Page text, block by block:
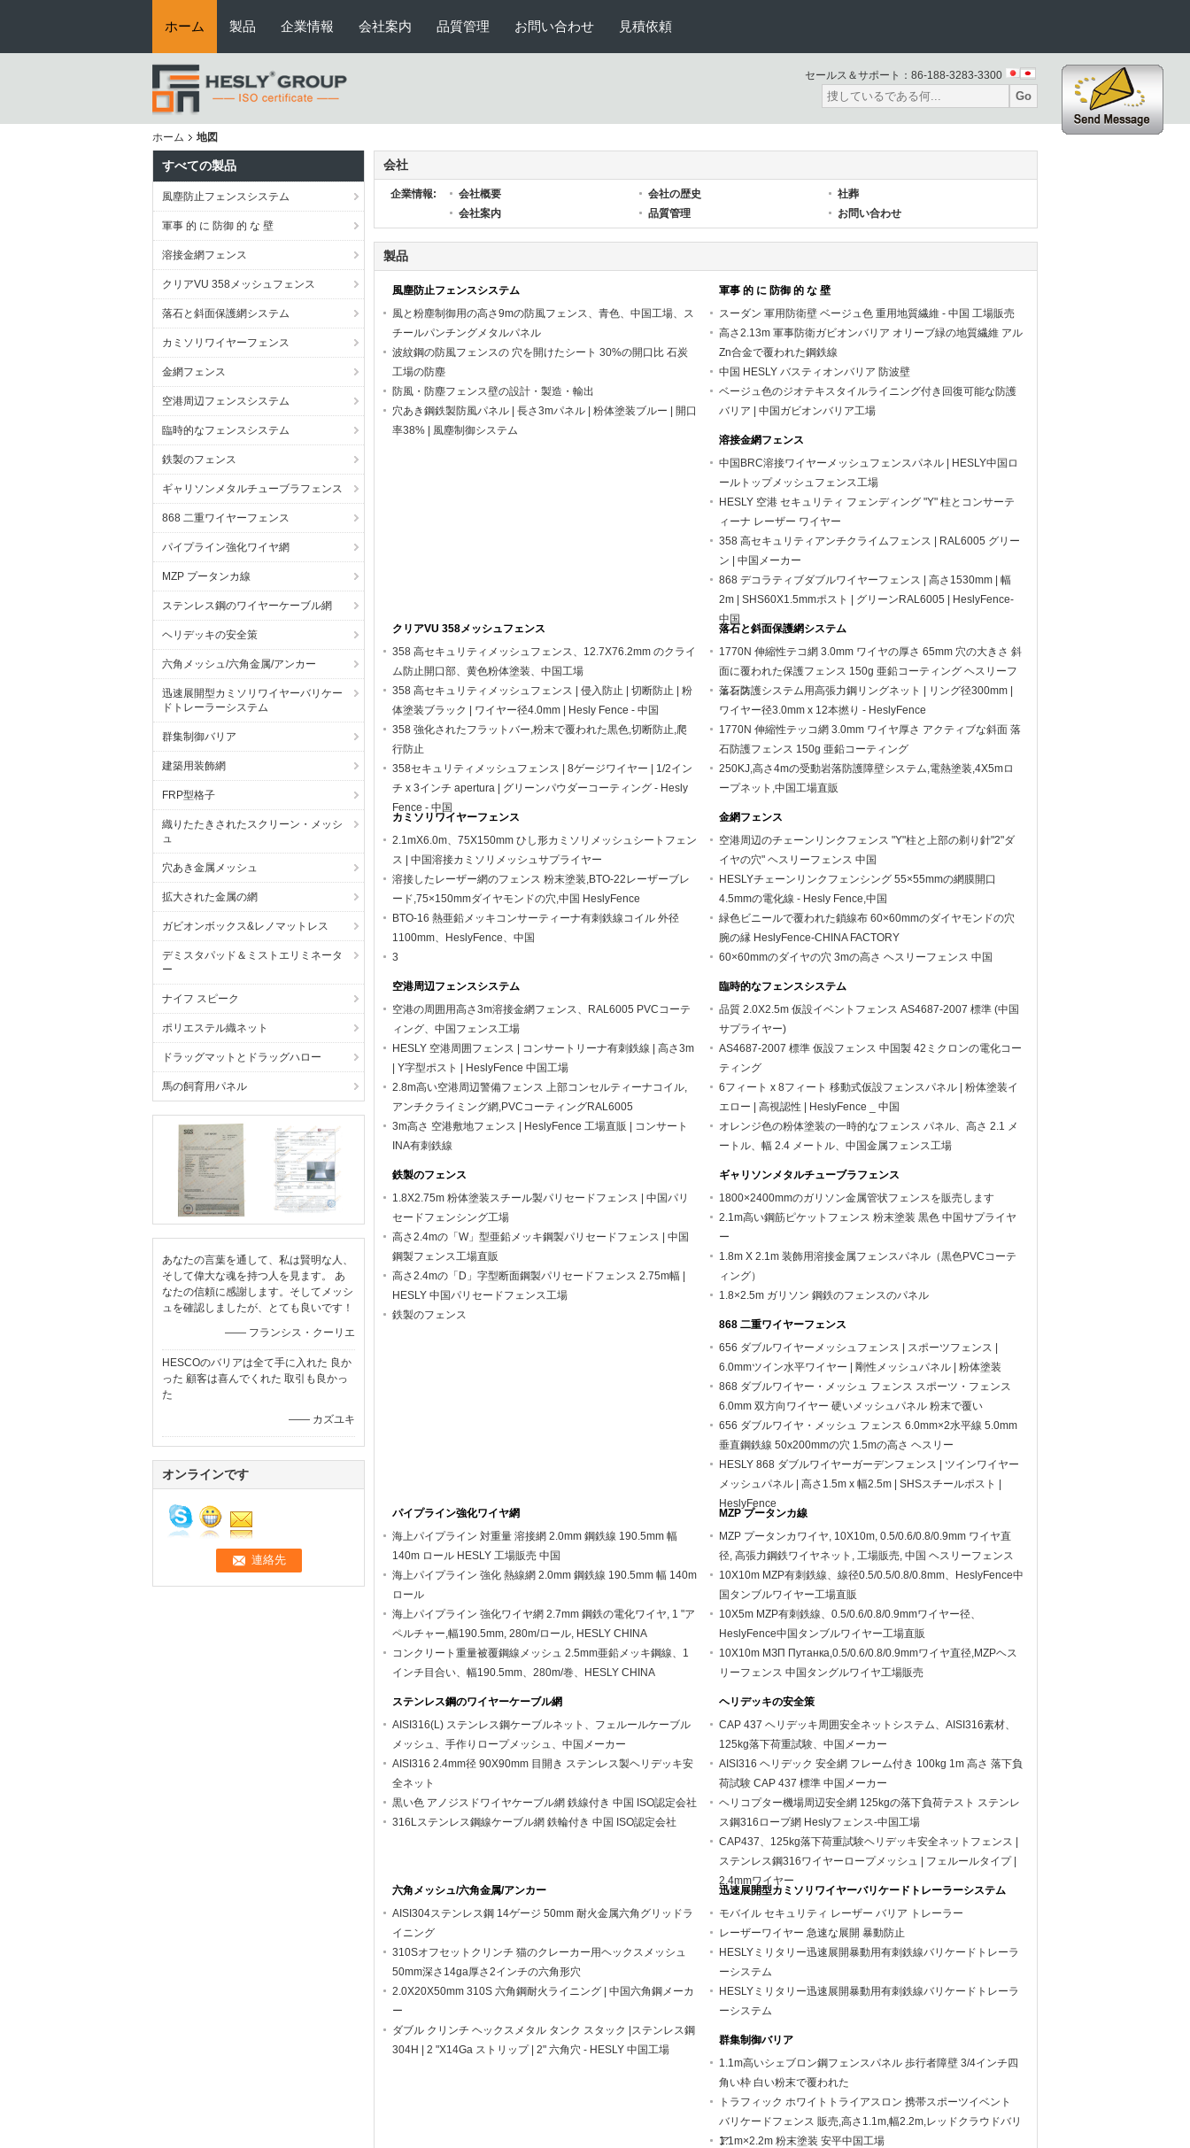
ホーム 製品 企業情報 会社案内 品質管理 お問い合わせ 見積依頼
セールス＆サポート： 86-188-3283-3300
Go
ホーム 地図
すべての製品
風塵防止フェンスシステム
軍事 的 に 防御 的 な 壁
溶接金網フェンス
クリアVU 358メッシュフェンス
落石と斜面保護網システム
カミソリワイヤーフェンス
金網フェンス
空港周辺フェンスシステム
臨時的なフェンスシステム
鉄製のフェンス
ギャリソンメタルチューブラフェンス
868 二重ワイヤーフェンス
パイプライン強化ワイヤ網
MZP プータンカ線
ステンレス鋼のワイヤーケーブル網
ヘリデッキの安全策
六角メッシュ/六角金属/アンカー
迅速展開型カミソリワイヤーバリケー
ドトレーラーシステム
群集制御バリア
建築用装飾網
FRP型格子
織りたたきされたスクリーン・メッシ
ュ
穴あき金属メッシュ
拡大された金属の網
ガビオンボックス&レノマットレス
デミスタパッド＆ミストエリミネータ
ー
ナイフ スピーク
ポリエステル織ネット
ドラッグマットとドラッグハロー
馬の飼育用パネル
あなたの言葉を通して、私は賢明な人、
そして偉大な魂を持つ人を見ます。 あ
なたの信頼に感謝します。そしてメッシ
ュを確認しましたが、とても良いです！
—— フランシス・クーリエ
HESCOのバリアは全て手に入れた 良か
った 顧客は喜んでくれた 取引も良かっ
た
—— カズユキ
オンラインです
会社
企業情報: 会社概要 会社の歴史
社葬
会社案内
品質管理 お問い合わせ
製品
風塵防止フェンスシステム
風と粉塵制御用の高さ9mの防風フェンス、青色、中国工場、ス
チールパンチングメタルパネル
波紋鋼の防風フェンスの 穴を開けたシート 30%の開口比 石炭
工場の防塵
防風・防塵フェンス壁の設計・製造・輸出
穴あき鋼鉄製防風パネル | 長さ3mパネル | 粉体塗装ブルー | 開口
率38% | 風塵制御システム
軍事 的 に 防御 的 な 壁
スーダン 軍用防衛壁 ベージュ色 重用地質繊維 - 中国 工場販売
高さ2.13m 軍事防衛ガビオンバリア オリーブ緑の地質繊維 アル
Zn合金で覆われた鋼鉄線
中国 HESLY バスティオンバリア 防波壁
ベージュ色のジオテキスタイルライニング付き回復可能な防護
バリア | 中国ガビオンバリア工場
溶接金網フェンス
中国BRC溶接ワイヤーメッシュフェンスパネル | HESLY中国ロ
ールトップメッシュフェンス工場
HESLY 空港 セキュリティ フェンディング "Y" 柱とコンサーテ
ィーナ レーザー ワイヤー
358 高セキュリティアンチクライムフェンス | RAL6005 グリー
ン | 中国メーカー
868 デコラティブダブルワイヤーフェンス | 高さ1530mm | 幅
2m | SHS60X1.5mmポスト | グリーンRAL6005 | HeslyFence-
中国
クリアVU 358メッシュフェンス
358 高セキュリティメッシュフェンス、12.7X76.2mm のクライ
ム防止開口部、黄色粉体塗装、中国工場
358 高セキュリティメッシュフェンス | 侵入防止 | 切断防止 | 粉
体塗装ブラック | ワイヤー径4.0mm | Hesly Fence - 中国
358 強化されたフラットバー,粉末で覆われた黒色,切断防止,爬
行防止
358セキュリティメッシュフェンス | 8ゲージワイヤー | 1/2イン
チ x 3インチ apertura | グリーンパウダーコーティング - Hesly
Fence - 中国
落石と斜面保護網システム
1770N 伸縮性テコ網 3.0mm ワイヤの厚さ 65mm 穴の大きさ 斜
面に覆われた保護フェンス 150g 亜鉛コーティング ヘスリーフ
ェンス
落石防護システム用高張力鋼リングネット | リング径300mm |
ワイヤー径3.0mm x 12本撚り - HeslyFence
1770N 伸縮性テッコ網 3.0mm ワイヤ厚さ アクティブな斜面 落
石防護フェンス 150g 亜鉛コーティング
250KJ,高さ4mの受動岩落防護障壁システム,電熱塗装,4X5mロ
ープネット,中国工場直販
カミソリワイヤーフェンス
2.1mX6.0m、75X150mm ひし形カミソリメッシュシートフェン
ス | 中国溶接カミソリメッシュサプライヤー
溶接したレーザー網のフェンス 粉末塗装,BTO-22レーザーブレ
ード,75×150mmダイヤモンドの穴,中国 HeslyFence
BTO-16 熱亜鉛メッキコンサーティーナ有刺鉄線コイル 外径
1100mm、HeslyFence、中国
3
金網フェンス
空港周辺のチェーンリンクフェンス "Y"柱と上部の剃り針"2"ダ
イヤの穴" ヘスリーフェンス 中国
HESLYチェーンリンクフェンシング 55×55mmの網膜開口
4.5mmの電化線 - Hesly Fence,中国
緑色ビニールで覆われた鎖線布 60×60mmのダイヤモンドの穴
腕の縁 HeslyFence-CHINA FACTORY
60×60mmのダイヤの穴 3mの高さ ヘスリーフェンス 中国
空港周辺フェンスシステム
空港の周囲用高さ3m溶接金網フェンス、RAL6005 PVCコーテ
ィング、中国フェンス工場
HESLY 空港周囲フェンス | コンサートリーナ有刺鉄線 | 高さ3m
| Y字型ポスト | HeslyFence 中国工場
2.8m高い空港周辺警備フェンス 上部コンセルティーナコイル,
アンチクライミング網,PVCコーティングRAL6005
3m高さ 空港敷地フェンス | HeslyFence 工場直販 | コンサート
INA有刺鉄線
臨時的なフェンスシステム
品質 2.0X2.5m 仮設イベントフェンス AS4687-2007 標準 (中国
サプライヤー)
AS4687-2007 標準 仮設フェンス 中国製 42ミクロンの電化コー
ティング
6フィート x 8フィート 移動式仮設フェンスパネル | 粉体塗装イ
エロー | 高視認性 | HeslyFence _ 中国
オレンジ色の粉体塗装の一時的なフェンス パネル、高さ 2.1 メ
ートル、幅 2.4 メートル、中国金属フェンス工場
鉄製のフェンス
1.8X2.75m 粉体塗装スチール製パリセードフェンス | 中国パリ
セードフェンシング工場
高さ2.4mの「W」型亜鉛メッキ鋼製パリセードフェンス | 中国
鋼製フェンス工場直販
高さ2.4mの「D」字型断面鋼製パリセードフェンス 2.75m幅 |
HESLY 中国パリセードフェンス工場
鉄製のフェンス
ギャリソンメタルチューブラフェンス
1800×2400mmのガリソン金属管状フェンスを販売します
2.1m高い鋼筋ピケットフェンス 粉末塗装 黒色 中国サプライヤ
ー
1.8m X 2.1m 装飾用溶接金属フェンスパネル（黒色PVCコーテ
ィング）
1.8×2.5m ガリソン 鋼鉄のフェンスのパネル
868 二重ワイヤーフェンス
656 ダブルワイヤーメッシュフェンス | スポーツフェンス |
6.0mmツイン水平ワイヤー | 剛性メッシュパネル | 粉体塗装
868 ダブルワイヤー・メッシュ フェンス スポーツ・フェンス
6.0mm 双方向ワイヤー 硬いメッシュパネル 粉末で覆い
656 ダブルワイヤ・メッシュ フェンス 6.0mm×2水平線 5.0mm
垂直鋼鉄線 50x200mmの穴 1.5mの高さ ヘスリー
HESLY 868 ダブルワイヤーガーデンフェンス | ツインワイヤー
メッシュパネル | 高さ1.5m x 幅2.5m | SHSスチールポスト |
HeslyFence
パイプライン強化ワイヤ網
海上パイプライン 対重量 溶接網 2.0mm 鋼鉄線 190.5mm 幅
140m ロール HESLY 工場販売 中国
海上パイプライン 強化 熱線網 2.0mm 鋼鉄線 190.5mm 幅 140m
ロール
海上パイプライン 強化ワイヤ網 2.7mm 鋼鉄の電化ワイヤ, 1 "ア
ペルチャー,幅190.5mm, 280m/ロール, HESLY CHINA
コンクリート重量被覆鋼線メッシュ 2.5mm亜鉛メッキ鋼線、1
インチ目合い、幅190.5mm、280m/巻、HESLY CHINA
MZP プータンカ線
MZP プータンカワイヤ, 10X10m, 0.5/0.6/0.8/0.9mm ワイヤ直
径, 高張力鋼鉄ワイヤネット, 工場販売, 中国 ヘスリーフェンス
10X10m MZP有刺鉄線、線径0.5/0.5/0.8/0.8mm、HeslyFence中
国タンブルワイヤー工場直販
10X5m MZP有刺鉄線、0.5/0.6/0.8/0.9mmワイヤー径、
HeslyFence中国タンブルワイヤー工場直販
10X10m МЗП Путанка,0.5/0.6/0.8/0.9mmワイヤ直径,MZPヘス
リーフェンス 中国タングルワイヤ工場販売
ステンレス鋼のワイヤーケーブル網
AISI316(L) ステンレス鋼ケーブルネット、フェルールケーブル
メッシュ、手作りロープメッシュ、中国メーカー
AISI316 2.4mm径 90X90mm 目開き ステンレス製ヘリデッキ安
全ネット
黒い色 アノジスドワイヤケーブル網 鉄線付き 中国 ISO認定会社
316Lステンレス鋼線ケーブル網 鉄輪付き 中国 ISO認定会社
ヘリデッキの安全策
CAP 437 ヘリデッキ周囲安全ネットシステム、AISI316素材、
125kg落下荷重試験、中国メーカー
AISI316 ヘリデック 安全網 フレーム付き 100kg 1m 高さ 落下負
荷試験 CAP 437 標準 中国メーカー
ヘリコプター機場周辺安全網 125kgの落下負荷テスト ステンレ
ス鋼316ロープ網 Heslyフェンス-中国工場
CAP437、125kg落下荷重試験ヘリデッキ安全ネットフェンス |
ステンレス鋼316ワイヤーロープメッシュ | フェルールタイプ |
2.4mmワイヤー
六角メッシュ/六角金属/アンカー
AISI304ステンレス鋼 14ゲージ 50mm 耐火金属六角グリッドラ
イニング
310Sオフセットクリンチ 猫のクレーカー用ヘックスメッシュ
50mm深さ14ga厚さ2インチの六角形穴
2.0X20X50mm 310S 六角鋼耐火ライニング | 中国六角鋼メーカ
ー
ダブル クリンチ ヘックスメタル タンク スタック |ステンレス鋼
304H | 2 "X14Ga ストリップ | 2" 六角穴 - HESLY 中国工場
迅速展開型カミソリワイヤーバリケードトレーラーシステム
モバイル セキュリティ レーザー バリア トレーラー
レーザーワイヤー 急速な展開 暴動防止
HESLYミリタリー迅速展開暴動用有刺鉄線バリケードトレーラ
ーシステム
HESLYミリタリー迅速展開暴動用有刺鉄線バリケードトレーラ
ーシステム
群集制御バリア
1.1m高いシェブロン鋼フェンスパネル 歩行者障壁 3/4インチ四
角い枠 白い粉末で覆われた
トラフィック ホワイトトライアスロン 携帯スポーツイベント
バリケードフェンス 販売,高さ1.1m,幅2.2m,レッドクラウドバリ
ア
1.1m×2.2m 粉末塗装 安平中国工場